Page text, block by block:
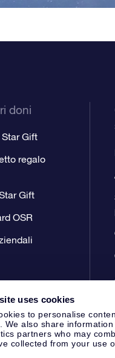
uses cookies
to personalise
We also share
partners who may
collected from your use
doni
Gift
regalo
Gift
OSR